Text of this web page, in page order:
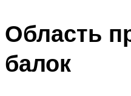
Область
балок